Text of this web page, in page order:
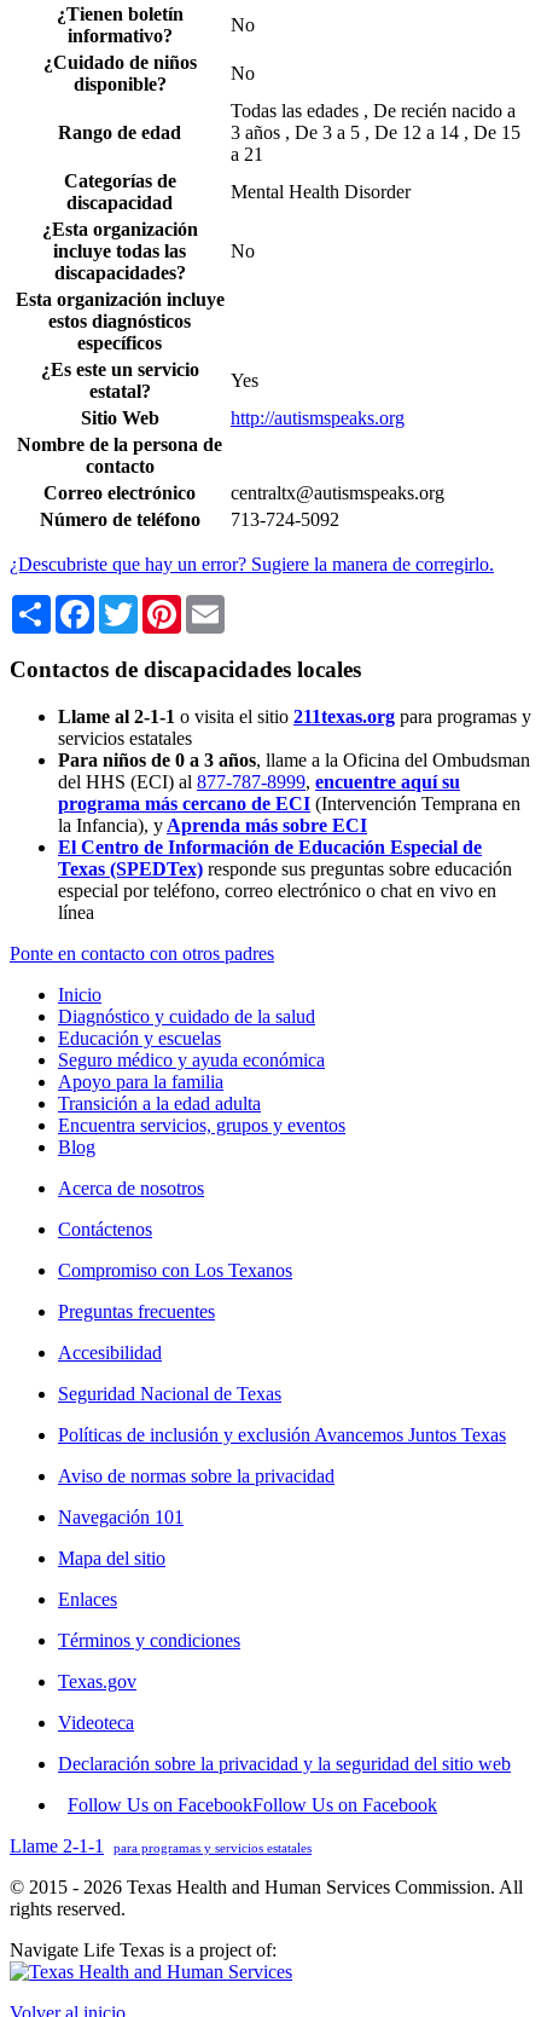
¿Tienen boletín
informativo?
No
¿Cuidado de niños
disponible?
No
Rango de edad
Todas las edades , De recién nacido a
3 años , De 3 a 5 , De 12 a 14 , De 15
a 21
Categorías de
discapacidad
Mental Health Disorder
¿Esta organización
incluye todas las
discapacidades?
No
Esta organización incluye
estos diagnósticos
específicos
¿Es este un servicio
estatal?
Yes
Sitio Web
http://autismspeaks.org
Nombre de la persona de
contacto
Correo electrónico
centraltx@autismspeaks.org
Número de teléfono
713-724-5092
¿Descubriste que hay un error? Sugiere la manera de corregirlo.
Share Facebook
TwitterPinterest
Contactos de discapacidades locales
Llame al 2-1-1 o visita el sitio 211texas.org para programas y
servicios estatales
Para niños de 0 a 3 años, llame a la Oficina del Ombudsman
del HHS (ECI) al 877-787-8999, encuentre aquí su
programa más cercano de ECI (Intervención Temprana en
la Infancia), y Aprenda más sobre ECI
El Centro de Información de Educación Especial de
Texas (SPEDTex) responde sus preguntas sobre educación
especial por teléfono, correo electrónico o chat en vivo en
línea
Ponte en contacto con otros padres
Inicio
Diagnóstico y cuidado de la salud
Educación y escuelas
Seguro médico y ayuda económica
Apoyo para la familia
Transición a la edad adulta
Encuentra servicios, grupos y eventos
Blog
Acerca de nosotros
Contáctenos
Compromiso con Los Texanos
Preguntas frecuentes
Accesibilidad
Seguridad Nacional de Texas
Políticas de inclusión y exclusión Avancemos Juntos Texas
Aviso de normas sobre la privacidad
Navegación 101
Mapa del sitio
Enlaces
Términos y condiciones
Texas.gov
Videoteca
Declaración sobre la privacidad y la seguridad del sitio web
Follow Us on FacebookFollow Us on Facebook
Llame 2-1-1
para programas y servicios estatales
© 2015 - 2026 Texas Health and Human Services Commission. All
rights reserved.
Navigate Life Texas is a project of:
Volver al inicio